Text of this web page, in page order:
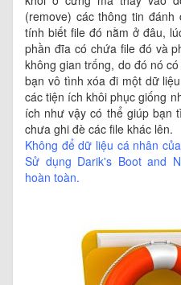
(remove) các thông tin
tính biết file đó nằm ở đâu,
phần đĩa có chứa file đó và
không gian trống, do đó nó
bạn vô tình xóa đi một dữ
các tiện ích khôi phục giống
ích như vậy có thể giúp bạn
chưa ghi đè các file khác lên.
Không để dữ liệu cá nhân
Sử dụng Darik's Boot and
hoàn toàn.